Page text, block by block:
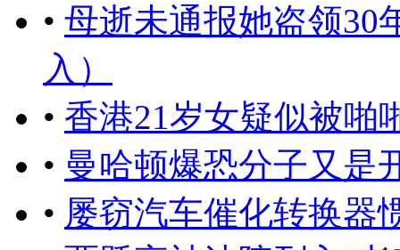
• 母逝未通报她盗领30
入）
• 香港21岁女疑似被啪
• 曼哈顿爆恐分子又是
• 屡窃汽车催化转换器